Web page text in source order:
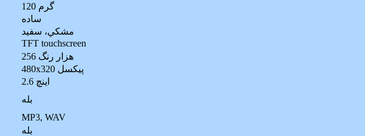
120 گرم
ساده
مشکي، سفيد
TFT touchscreen
256 هزار رنگ
480x320 پيکسل
2.6 اينچ
بله
MP3, WAV
بله